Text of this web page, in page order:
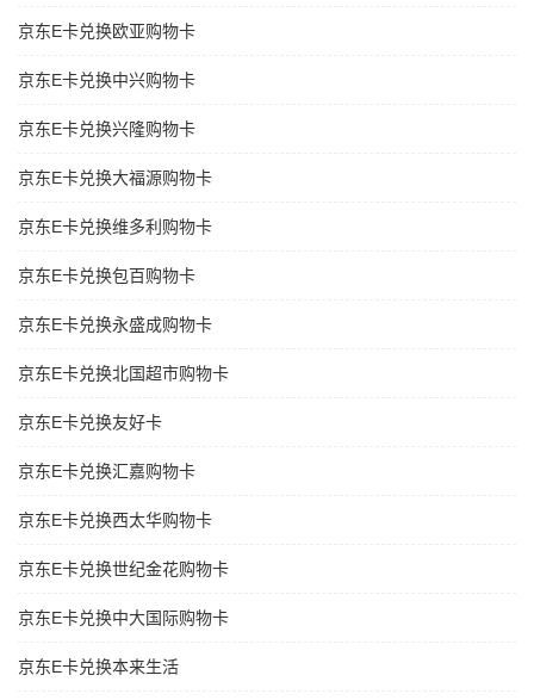
京东E卡兑换欧亚购物卡
京东E卡兑换中兴购物卡
京东E卡兑换兴隆购物卡
京东E卡兑换大福源购物卡
京东E卡兑换维多利购物卡
京东E卡兑换包百购物卡
京东E卡兑换永盛成购物卡
京东E卡兑换北国超市购物卡
京东E卡兑换友好卡
京东E卡兑换汇嘉购物卡
京东E卡兑换西太华购物卡
京东E卡兑换世纪金花购物卡
京东E卡兑换中大国际购物卡
京东E卡兑换本来生活